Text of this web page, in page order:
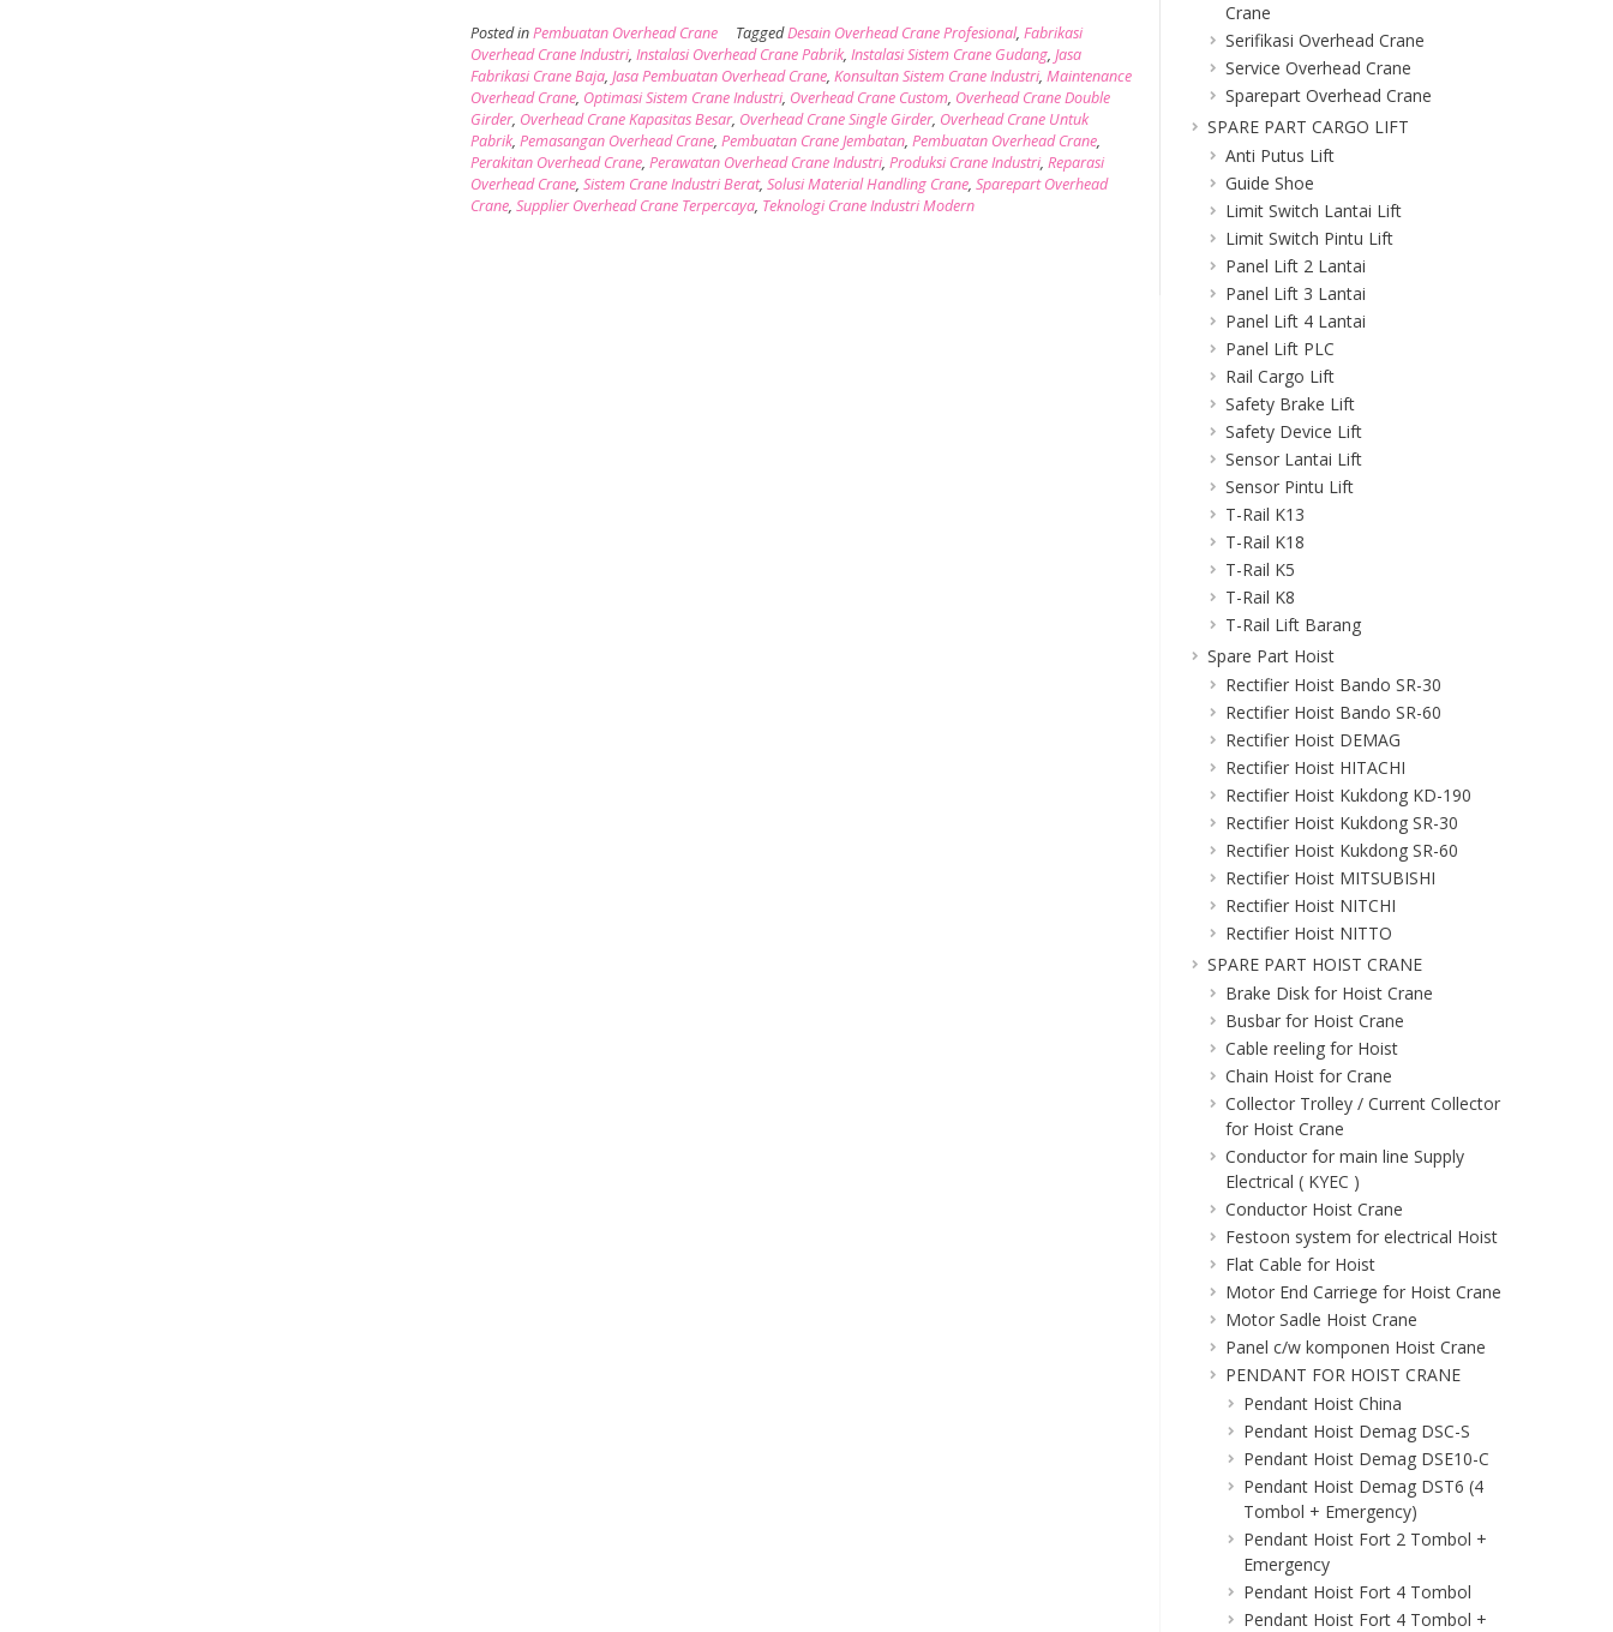
Posted inPembuatan Overhead Crane TaggedDesain Overhead Crane Profesional,Fabrikasi
Overhead Crane Industri,Instalasi Overhead Crane Pabrik,Instalasi Sistem Crane Gudang,Jasa
Fabrikasi Crane Baja,Jasa Pembuatan Overhead Crane,Konsultan Sistem Crane Industri,Maintenance
Overhead Crane, Optimasi Sistem Crane Industri, Overhead Crane Custom, Overhead Crane Double
Girder, Overhead Crane Kapasitas Besar, Overhead Crane Single Girder, Overhead Crane Untuk
Pabrik,Pemasangan Overhead Crane,Pembuatan Crane Jembatan,Pembuatan Overhead Crane,
Perakitan Overhead Crane,Perawatan Overhead Crane Industri,Produksi Crane Industri,Reparasi
Overhead Crane,Sistem Crane Industri Berat,Solusi Material Handling Crane,Sparepart Overhead
Crane,Supplier Overhead Crane Terpercaya, Teknologi Crane Industri Modern
Crane
Serifikasi Overhead Crane
Service Overhead Crane
Sparepart Overhead Crane
SPARE PART CARGO LIFT
Anti Putus Lift
Guide Shoe
Limit Switch Lantai Lift
Limit Switch Pintu Lift
Panel Lift 2 Lantai
Panel Lift 3 Lantai
Panel Lift 4 Lantai
Panel Lift PLC
Rail Cargo Lift
Safety Brake Lift
Safety Device Lift
Sensor Lantai Lift
Sensor Pintu Lift
T-Rail K13
T-Rail K18
T-Rail K5
T-Rail K8
T-Rail Lift Barang
Spare Part Hoist
Rectifier Hoist Bando SR-30
Rectifier Hoist Bando SR-60
Rectifier Hoist DEMAG
Rectifier Hoist HITACHI
Rectifier Hoist Kukdong KD-190
Rectifier Hoist Kukdong SR-30
Rectifier Hoist Kukdong SR-60
Rectifier Hoist MITSUBISHI
Rectifier Hoist NITCHI
Rectifier Hoist NITTO
SPARE PART HOIST CRANE
Brake Disk for Hoist Crane
Busbar for Hoist Crane
Cable reeling for Hoist
Chain Hoist for Crane
Collector Trolley / Current Collector
for Hoist Crane
Conductor for main line Supply
Electrical ( KYEC )
Conductor Hoist Crane
Festoon system for electrical Hoist
Flat Cable for Hoist
Motor End Carriege for Hoist Crane
Motor Sadle Hoist Crane
Panel c/w komponen Hoist Crane
PENDANT FOR HOIST CRANE
Pendant Hoist China
Pendant Hoist Demag DSC-S
Pendant Hoist Demag DSE10-C
Pendant Hoist Demag DST6 (4
Tombol + Emergency)
Pendant Hoist Fort 2 Tombol +
Emergency
Pendant Hoist Fort 4 Tombol
Pendant Hoist Fort 4 Tombol +